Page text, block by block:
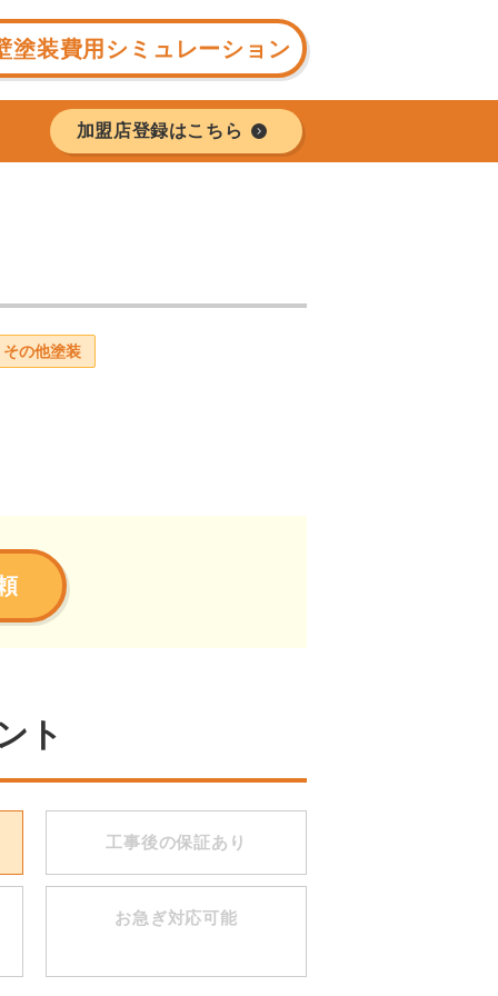
塗装費用シミュレーション
加盟店登録はこちら
その他塗装
ト
工事後の保証あり
お急ぎ対応可能